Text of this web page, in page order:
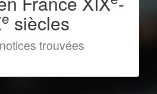
e siècles
trouvées